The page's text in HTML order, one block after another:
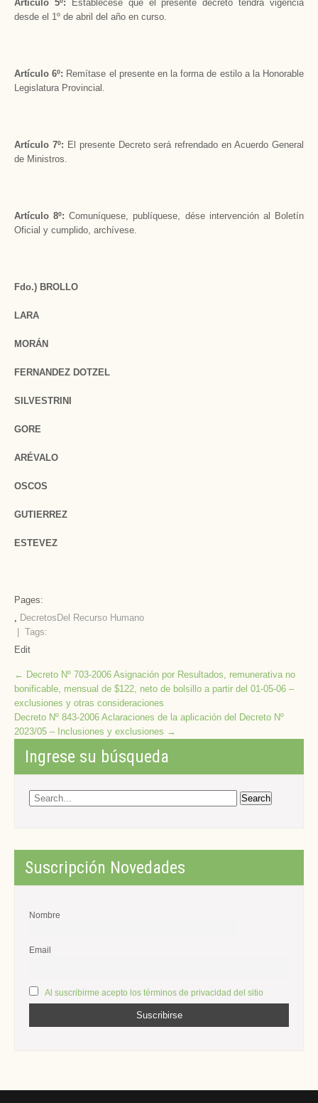
Artículo 5º: Establécese que el presente decreto tendrá vigencia
desde el 1º de abril del año en curso.
Artículo 6º: Remítase el presente en la forma de estilo a la Honorable
Legislatura Provincial.
Artículo 7º: El presente Decreto será refrendado en Acuerdo General
de Ministros.
Artículo 8º: Comuníquese, publíquese, dése intervención al Boletín
Oficial y cumplido, archívese.
Fdo.) BROLLO
LARA
MORÁN
FERNANDEZ DOTZEL
SILVESTRINI
GORE
ARÉVALO
OSCOS
GUTIERREZ
ESTEVEZ
Pages:
, Decretos Del Recurso Humano
| Tags:
Edit
Post
navigation
← Decreto Nº 703-2006 Asignación por Resultados, remunerativa no
bonificable, mensual de $122, neto de bolsillo a partir del 01-05-06 –
exclusiones y otras consideraciones
Decreto Nº 843-2006 Aclaraciones de la aplicación del Decreto Nº
2023/05 – Inclusiones y exclusiones →
Ingrese su búsqueda
Suscripción Novedades
Nombre
Email
Al suscribirme acepto los términos de privacidad del sitio